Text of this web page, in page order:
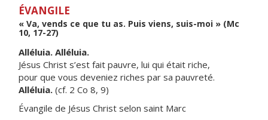
ÉVANGILE
« Va, vends ce que tu as. Puis viens, suis-moi » (Mc
10, 17-27)
Alléluia. Alléluia.
Jésus Christ s’est fait pauvre, lui qui était riche,
pour que vous deveniez riches par sa pauvreté.
Alléluia. (cf. 2 Co 8, 9)
Évangile de Jésus Christ selon saint Marc